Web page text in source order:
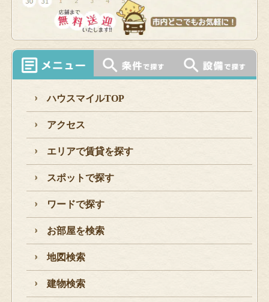
ハウスマイルTOP
アクセス
エリアで賃貸を探す
スポットで探す
ワードで探す
お部屋を検索
地図検索
建物検索